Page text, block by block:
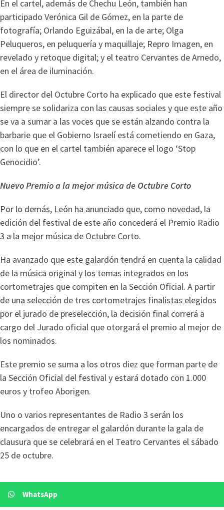
En el cartel, además de Chechu León, también han
participado Verónica Gil de Gómez, en la parte de
fotografía; Orlando Eguizábal, en la de arte; Olga
Peluqueros, en peluquería y maquillaje; Repro Imagen, en
revelado y retoque digital; y el teatro Cervantes de Arnedo,
en el área de iluminación.
El director del Octubre Corto ha explicado que este festival
siempre se solidariza con las causas sociales y que este año
se va a sumar a las voces que se están alzando contra la
barbarie que el Gobierno Israelí está cometiendo en Gaza,
con lo que en el cartel también aparece el logo ‘Stop
Genocidio’.
Nuevo Premio a la mejor música de Octubre Corto
Por lo demás, León ha anunciado que, como novedad, la
edición del festival de este año concederá el Premio Radio
3 a la mejor música de Octubre Corto.
Ha avanzado que este galardón tendrá en cuenta la calidad
de la música original y los temas integrados en los
cortometrajes que compiten en la Sección Oficial. A partir
de una selección de tres cortometrajes finalistas elegidos
por el jurado de preselección, la decisión final correrá a
cargo del Jurado oficial que otorgará el premio al mejor de
los nominados.
Este premio se suma a los otros diez que forman parte de
la Sección Oficial del festival y estará dotado con 1.000
euros y trofeo Aborigen.
Uno o varios representantes de Radio 3 serán los
encargados de entregar el galardón durante la gala de
clausura que se celebrará en el Teatro Cervantes el sábado
25 de octubre.
WhatsApp